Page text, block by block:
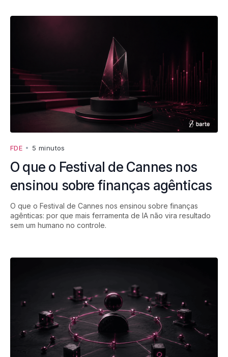
FDE • 5 minutos
O que o Festival de Cannes nos
ensinou sobre finanças agênticas
O que o Festival de Cannes nos ensinou sobre finanças
agênticas: por que mais ferramenta de IA não vira resultado
sem um humano no controle.